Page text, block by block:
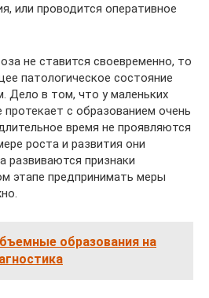
или проводится оперативное
не ставится своевременно, то
патологическое состояние
Дело в том, что у маленьких
протекает с образованием очень
время не проявляются
роста и развития они
развиваются признаки
этапе предпринимать меры
образования на